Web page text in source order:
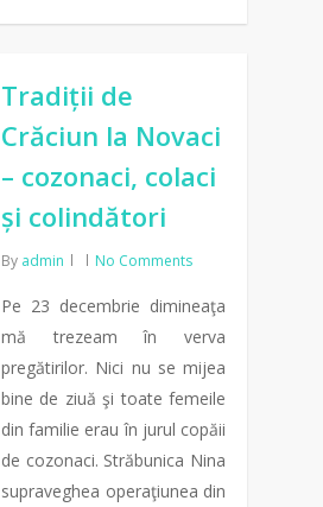
Tradiții de
Crăciun la Novaci
– cozonaci, colaci
și colindători
By admin No Comments
Pe 23 decembrie dimineaţa
mă trezeam în verva
pregătirilor. Nici nu se mijea
bine de ziuă şi toate femeile
din familie erau în jurul copăii
de cozonaci. Străbunica Nina
supraveghea operaţiunea din